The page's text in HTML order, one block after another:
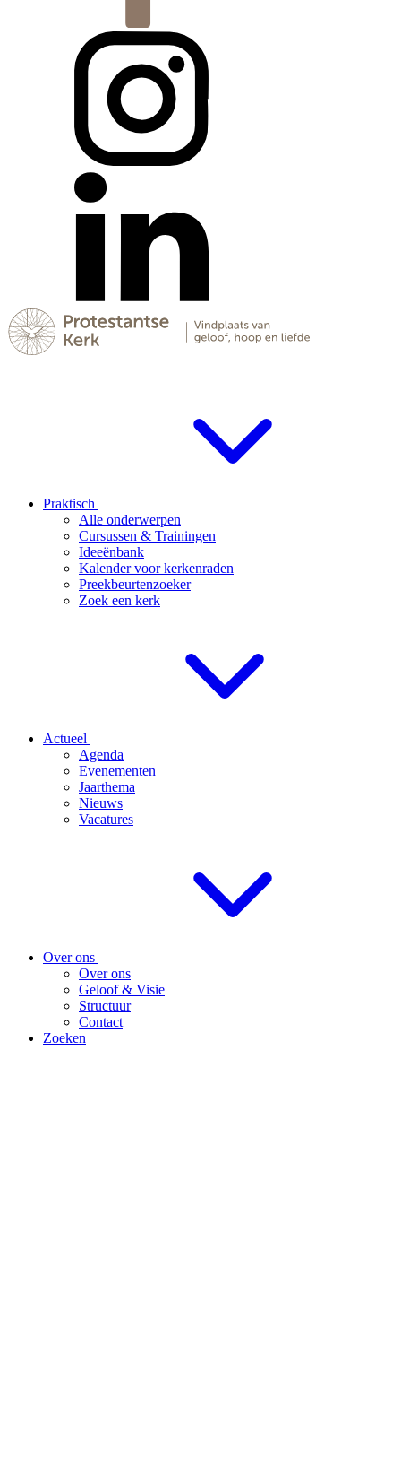
Praktisch
Alle onderwerpen
Cursussen & Trainingen
Ideeënbank
Kalender voor kerkenraden
Preekbeurtenzoeker
Zoek een kerk
Actueel
Agenda
Evenementen
Jaarthema
Nieuws
Vacatures
Over ons
Over ons
Geloof & Visie
Structuur
Contact
Zoeken